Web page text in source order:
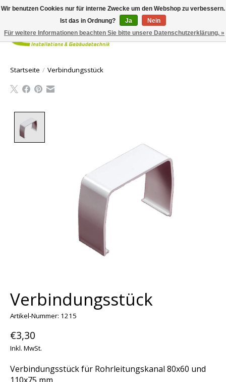
Ihr
Startseite / Verbindungsstück
Verbindungsstück
Artikel-Nummer: 1215
€3,30
Inkl. MwSt.
Verbindungsstück für Rohrleitungskanal 80x60 und
Wir benutzen Cookies nur für interne Zwecke um den Webshop zu verbessern.
Ist das in Ordnung?
Ja
Nein
Für weitere Informationen beachten Sie bitte unsere Datenschutzerklärung. »